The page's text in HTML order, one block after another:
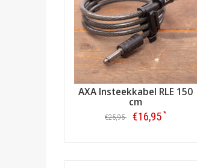
AXA Insteekkabel RLE 150
cm
€25,95 €16,95 *